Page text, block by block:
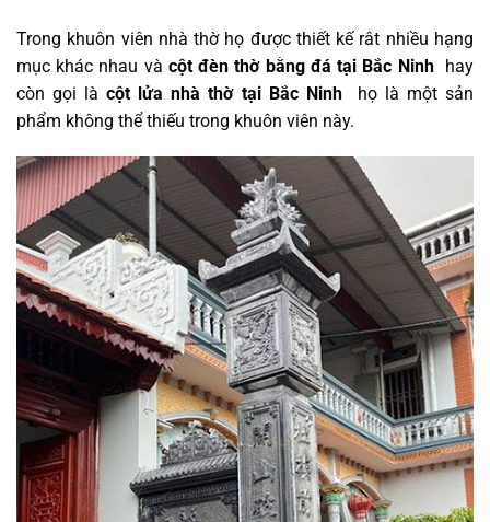
Trong khuôn viên nhà thờ họ được thiết kế rât nhiều hạng
mục khác nhau và cột đèn thờ bằng đá tại Bắc Ninh hay
còn gọi làcột lửa nhà thờ tại Bắc Ninhhọ là một sản
phẩm không thể thiếu trong khuôn viên này.